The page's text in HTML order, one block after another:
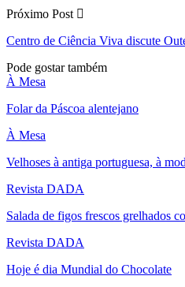
Próximo Post
Centro de Ciência Viva discute
Pode gostar também
À Mesa
Folar da Páscoa alentejano
À Mesa
Velhoses à antiga portuguesa, à
Revista DADA
Salada de figos frescos grelhados
Revista DADA
Hoje é dia Mundial do Chocolate